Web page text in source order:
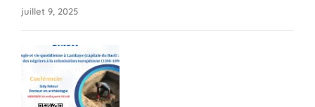
juillet 9, 2025